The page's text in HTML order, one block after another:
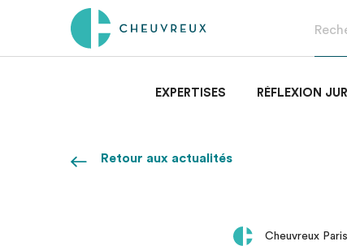
EXPERTISES RÉFLEXION
Retour aux actualités
Cheuvreux Paris